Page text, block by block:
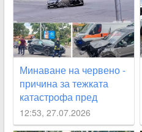
Минаване на червено -
причина за тежката
катастрофа пред
кметството в “Тракия“
12:53, 27.07.2026